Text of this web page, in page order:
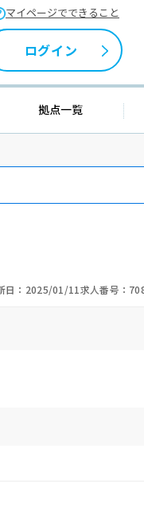
マイページでできること
ログイン
ャリアアドバイザー紹介 拠点
日：2025/01/11求人番号：